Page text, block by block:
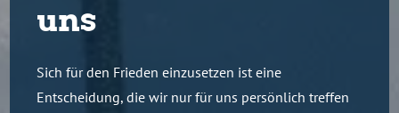
uns
Sich für den Frieden einzusetzen ist eine
Entscheidung, die wir nur für uns persönlich treffen